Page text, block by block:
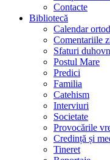
Contacte
Bibliotecă
Calendar
Comentariile
Sfaturi
Postul Mare
Predici
Familia
Catehism
Interviuri
Societate
Provocările
Credință și
Tineret